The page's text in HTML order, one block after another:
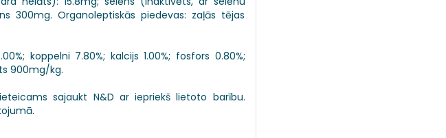
300mg. Organoleptiskās piedevas: zaļās tējas
koppelni 7.80%; kalcijs 1.00%; fosfors 0.80%;
900mg/kg.
sajaukt N&D ar iepriekš lietoto barību.